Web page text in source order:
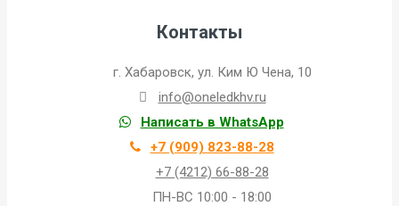
Контакты
г. Хабаровск, ул. Ким Ю Чена, 10
info@oneledkhv.ru
Написать в WhatsApp
+7 (909) 823-88-28
+7 (4212) 66-88-28
ПН-ВС 10:00 - 18:00